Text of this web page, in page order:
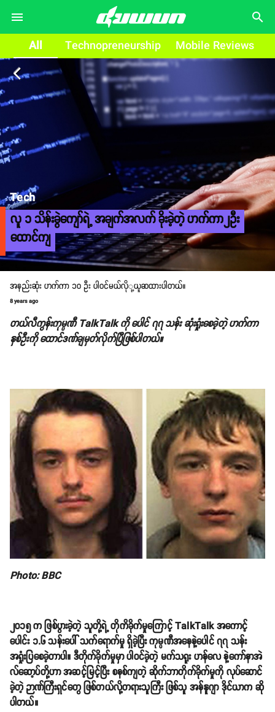
search
All Technopreneurship Mobile Reviews
arrow_back_ios
Tech
လူ ၁ သိန်းခွဲကျော်ရဲ့ အချက်အလက် ခိုးခဲ့တဲ့ ဟက်ကာ၂ဦး
ထောင်ကျ
အနည်းဆုံး ဟက်ကာ ၁၀ ဦး ပါဝင်မယ်လိုု့ယူဆထားပါတယ်။
8 years ago
တယ်လီကွန်းကုမ္ပဏီ TalkTalk ကို ပေါင် ၇၇ သန်း ဆုံးရှုံးစေခဲ့တဲ့ ဟက်ကာ
နှစ်ဦးကို ထောင်ဒဏ်ချမှတ်လိုက်ပြီဖြစ်ပါတယ်။
Photo: BBC
၂၀၁၅ က ဖြစ်ပွားခဲ့တဲ့ သူတို့ရဲ့ တိုကိခိုက်မှုကြောင့် TalkTalk အကောင့်
ပေါင်း ၁.၆ သန်းပေါ် သက်ရောက်မှု ရှိခဲ့ပြီး ကုမ္ပဏီအနေနဲ့ပေါင် ၇၇ သန်း
အရှုံးပြစေခဲ့တာပါ။ ဒီတိုက်ခိုက်မှုမှာ ပါဝင်ခဲ့တဲ့ မက်သရူး ဟန်လေ နဲ့ကော်နာအဲ
လ်ဆော့ပ်တို့ဟာ အဆင့်မြင့်ပြီး စနစ်ကျတဲ့ ဆိုက်ဘာတိုက်ခိုက်မှုကို လုပ်ဆောင်
ခဲ့တဲ့ ဉာဏ်ကြီးရှင်တွေ ဖြစ်တယ်လို့တရားသူကြီး ဖြစ်သူ အန်နူဂျာ ဒိုင်ယာက ဆို
ပါတယ်။